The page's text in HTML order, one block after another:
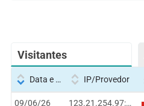
Visitantes
Data e hora IP/Provedor
09/06/26 123.21.254.97:36937